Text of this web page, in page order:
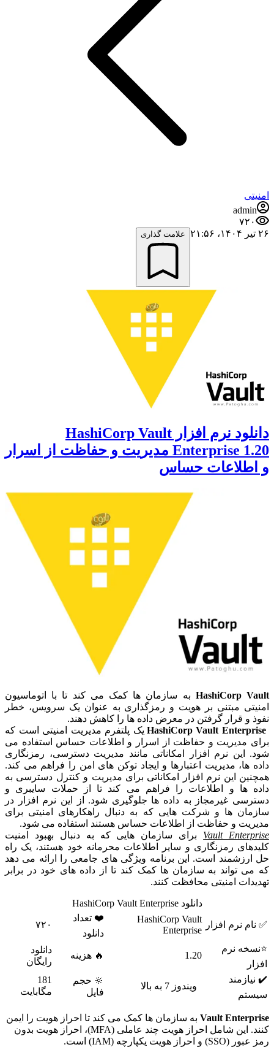
امنیتی
admin
۷۲۰
۲۶ تیر ۱۴۰۴،‏ ۲۱:۵۶
علامت گذاری
دانلود نرم افزار HashiCorp Vault
Enterprise 1.20 مدیریت و حفاظت از اسرار
و اطلاعات حساس
HashiCorp Vault به سازمان ها کمک می کند تا با اتوماسیون
امنیتی مبتنی بر هویت و رمزگذاری به عنوان یک سرویس، خطر
نفوذ و قرار گرفتن در معرض داده ها را کاهش دهند.
HashiCorp Vault Enterprise یک پلتفرم مدیریت امنیتی است که
برای مدیریت و حفاظت از اسرار و اطلاعات حساس استفاده می
شود. این نرم افزار امکاناتی مانند مدیریت دسترسی، رمزنگاری
داده ها، مدیریت اعتبارها و ایجاد توکن های امن را فراهم می کند.
همچنین این نرم افزار امکاناتی برای مدیریت و کنترل دسترسی به
داده ها و اطلاعات را فراهم می کند تا از حملات سایبری و
دسترسی غیرمجاز به داده ها جلوگیری شود. از این نرم افزار در
سازمان ها و شرکت هایی که به دنبال راهکارهای امنیتی برای
مدیریت و حفاظت از اطلاعات حساس هستند استفاده می شود.
Vault Enterprise برای سازمان هایی که به دنبال بهبود امنیت
کلیدهای رمزنگاری و سایر اطلاعات محرمانه خود هستند، یک راه
حل ارزشمند است. این برنامه ویژگی های جامعی را ارائه می دهد
که می تواند به سازمان ها کمک کند تا از داده های خود در برابر
تهدیدات امنیتی محافظت کنند.
دانلود HashiCorp Vault Enterprise
✅ نام نرم افزار
HashiCorp Vault
Enterprise
❤️ تعداد
دانلود
۷۲۰
⭐نسخه نرم
افزار
1.20 🔥 هزینه
دانلود
رایگان
✔️ نیازمند
سیستم
ویندوز 7 به بالا
🔆 حجم
فایل
181
مگابایت
Vault Enterprise به سازمان ها کمک می کند تا احراز هویت را ایمن
کنند. این شامل احراز هویت چند عاملی (MFA)، احراز هویت بدون
رمز عبور (SSO) و احراز هویت یکپارچه (IAM) است.